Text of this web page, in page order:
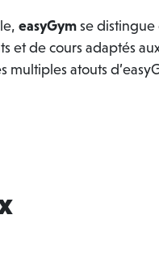
easyGymse
et de cours adaptés
multiples atouts